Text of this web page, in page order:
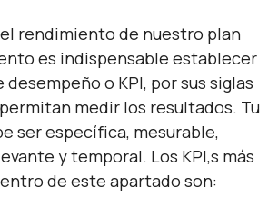
rendimiento de nuestro plan
es indispensable establecer
o KPI, por sus siglas
medir los resultados. Tu
ser específica, mesurable,
y temporal. Los KPI,s más
de este apartado son: